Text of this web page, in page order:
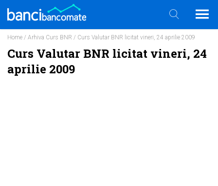
Home / Arhiva Curs BNR / Curs Valutar BNR licitat vineri, 24 aprilie 2009
Curs Valutar BNR licitat vineri, 24
aprilie 2009